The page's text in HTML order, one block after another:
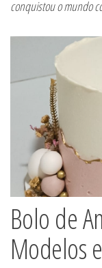
conquistou o mundo
Bolo de
Modelos